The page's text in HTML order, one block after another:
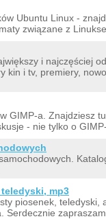
Ubuntu Linux -
związane z
i najczęściej
kin i tv, premiery,
GIMP-a. Znajdziesz
- nie tylko o
mp3
piosenek, teledyski,
Serdecznie